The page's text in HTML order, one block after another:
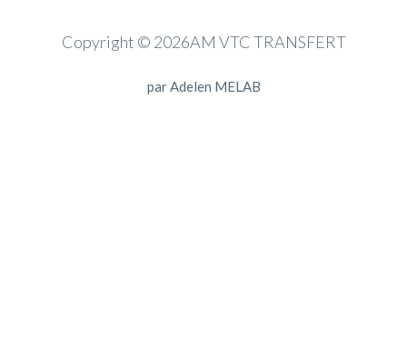
Copyright © 2026AM VTC TRANSFERT
parAdelen MELAB